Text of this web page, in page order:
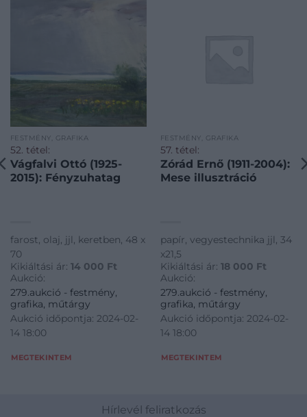
FESTMÉNY, GRAFIKA
52. tétel:
Vágfalvi Ottó (1925-
2015): Fényzuhatag
farost, olaj, jjl, keretben, 48 x
70
Kikiáltási ár: 14 000 Ft
Aukció:
279.aukció - festmény,
grafika, műtárgy
Aukció időpontja: 2024-02-
14 18:00
MEGTEKINTEM
FESTMÉNY, GRAFIKA
57. tétel:
Zórád Ernő (1911-2004):
Mese illusztráció
papír, vegyestechnika jjl, 34
x21,5
Kikiáltási ár: 18 000 Ft
Aukció:
279.aukció - festmény,
grafika, műtárgy
Aukció időpontja: 2024-02-
14 18:00
MEGTEKINTEM
Hírlevél feliratkozás